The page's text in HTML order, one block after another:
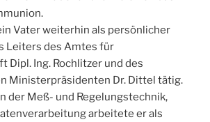
Vater weiterhin als persönlicher
Leiters des Amtes für
Dipl. Ing. Rochlitzer und des
Ministerpräsidenten Dr. Dittel tätig.
der Meß- und Regelungstechnik,
arbeitete er als